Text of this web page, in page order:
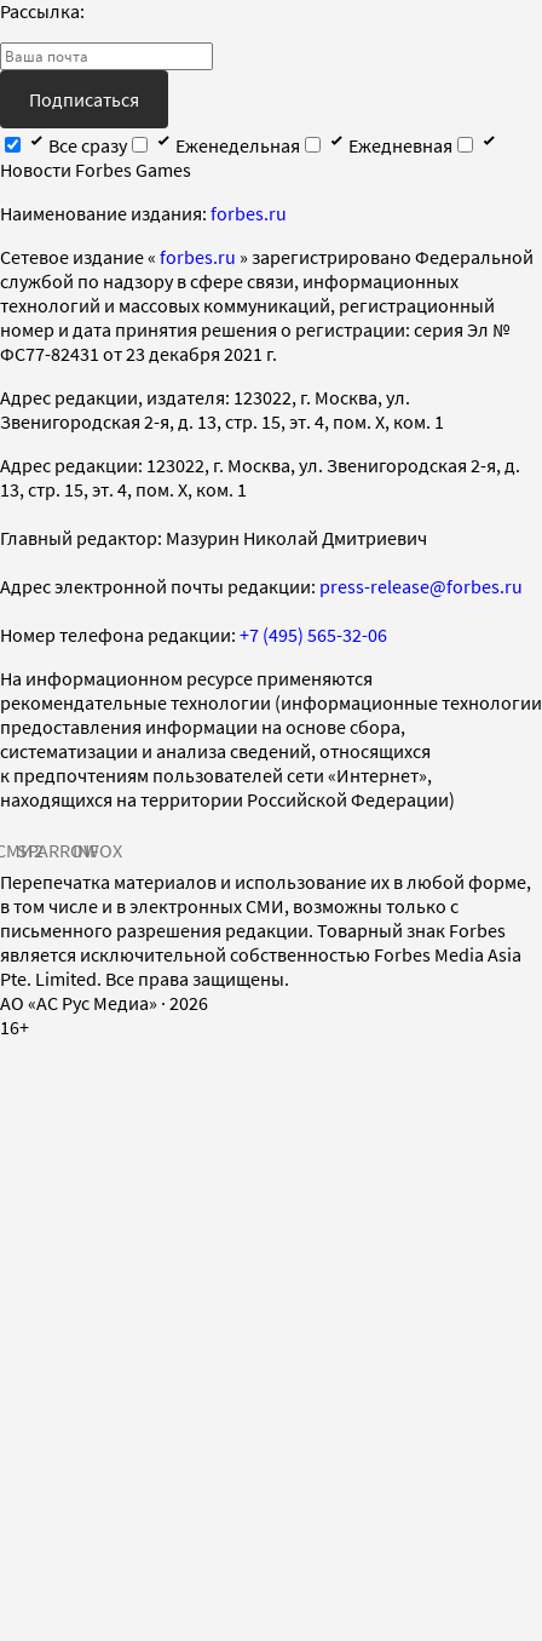
Рассылка:
Подписаться
Все сразу
Еженедельная
Ежедневная
Новости Forbes Games
Наименование издания: forbes.ru
Cетевое издание « forbes.ru » зарегистрировано Федеральной
службой по надзору в сфере связи, информационных
технологий и массовых коммуникаций, регистрационный
номер и дата принятия решения о регистрации: серия Эл №
ФС77-82431 от 23 декабря 2021 г.
Адрес редакции, издателя: 123022, г. Москва, ул.
Звенигородская 2-я, д. 13, стр. 15, эт. 4, пом. X, ком. 1
Адрес редакции: 123022, г. Москва, ул. Звенигородская 2-я, д.
13, стр. 15, эт. 4, пом. X, ком. 1
Главный редактор: Мазурин Николай Дмитриевич
Адрес электронной почты редакции: press-release@forbes.ru
Номер телефона редакции: +7 (495) 565-32-06
На информационном ресурсе применяются
рекомендательные технологии (информационные технологии
предоставления информации на основе сбора,
систематизации и анализа сведений, относящихся
к предпочтениям пользователей сети «Интернет»,
находящихся на территории Российской Федерации)
SPARROWINFOX
Перепечатка материалов и использование их в любой форме,
в том числе и в электронных СМИ, возможны только с
письменного разрешения редакции. Товарный знак Forbes
является исключительной собственностью Forbes Media Asia
Pte. Limited. Все права защищены.
AO «АС Рус Медиа» · 2026
16+